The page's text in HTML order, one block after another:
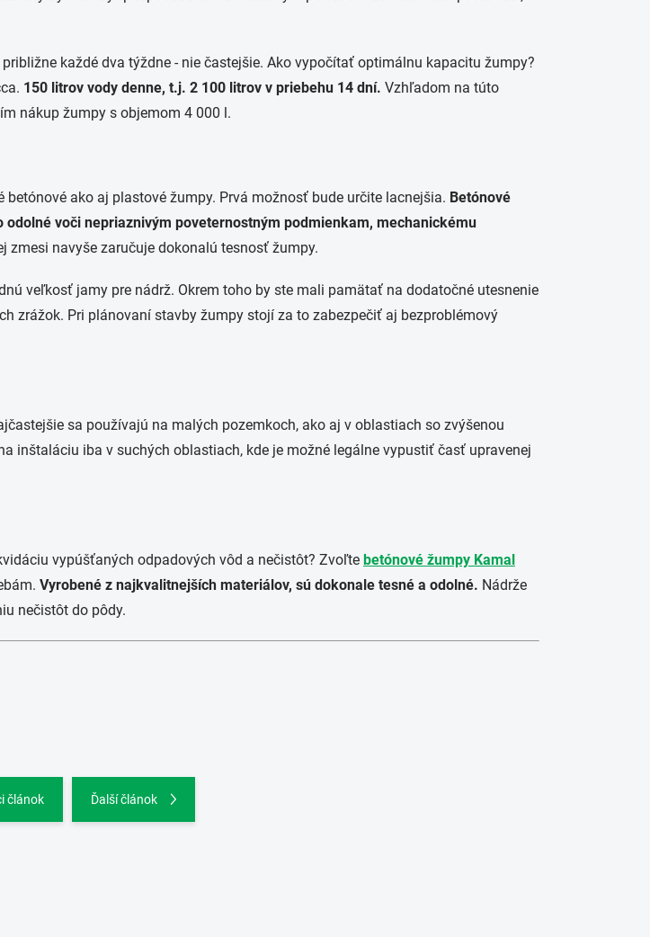
každé dva týždne - nie častejšie. Ako vypočítať optimálnu kapacitu žumpy?
150 litrov vody denne, t.j. 2 100 litrov v priebehu 14 dní. Vzhľadom na túto
nákup žumpy s objemom 4 000 l.
ako aj plastové žumpy. Prvá možnosť bude určite lacnejšia. Betónové
voči nepriaznivým poveternostným podmienkam, mechanickému
zmesi navyše zaručuje dokonalú tesnosť žumpy.
veľkosť jamy pre nádrž. Okrem toho by ste mali pamätať na dodatočné utesnenie
zrážok. Pri plánovaní stavby žumpy stojí za to zabezpečiť aj bezproblémový
sa používajú na malých pozemkoch, ako aj v oblastiach so zvýšenou
inštaláciu iba v suchých oblastiach, kde je možné legálne vypustiť časť upravenej
vypúšťaných odpadových vôd a nečistôt? Zvoľte betónové žumpy Kamal
Vyrobené z najkvalitnejších materiálov, sú dokonale tesné a odolné. Nádrže
nečistôt do pôdy.
článok Ďalší článok